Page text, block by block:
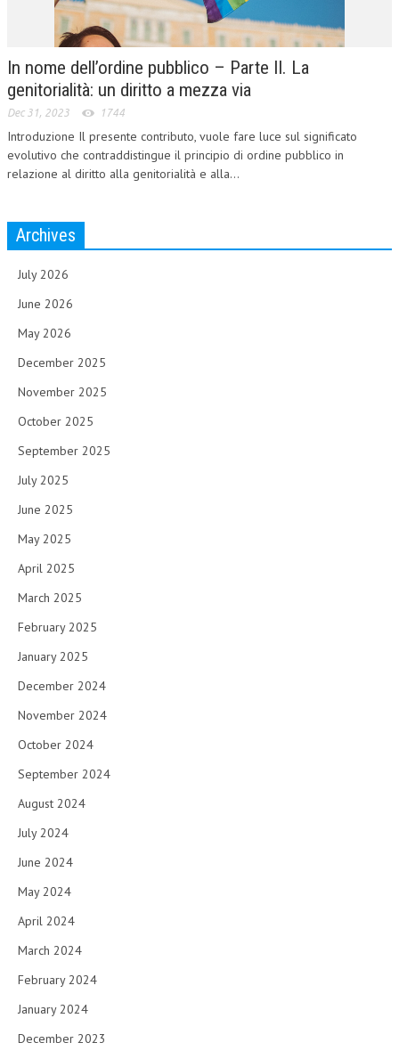
In nome dell’ordine pubblico – Parte II. La
genitorialità: un diritto a mezza via
Dec 31, 2023 1744
Introduzione Il presente contributo, vuole fare luce sul significato
evolutivo che contraddistingue il principio di ordine pubblico in
relazione al diritto alla genitorialità e alla...
Archives
July 2026
June 2026
May 2026
December 2025
November 2025
October 2025
September 2025
July 2025
June 2025
May 2025
April 2025
March 2025
February 2025
January 2025
December 2024
November 2024
October 2024
September 2024
August 2024
July 2024
June 2024
May 2024
April 2024
March 2024
February 2024
January 2024
December 2023